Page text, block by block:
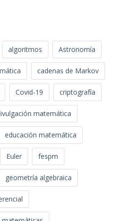
algoritmos Astronomía
cadenas de Markov
Covid-19 criptografía
matemática
educación matemática
Euler fespm
geometría algebraica